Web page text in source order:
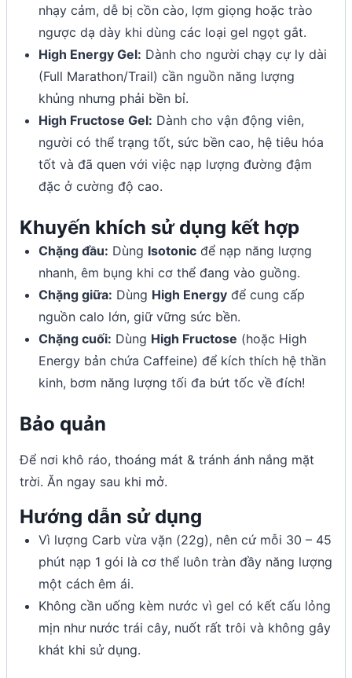
nhạy cảm, dễ bị cồn cào, lợm giọng hoặc trào
ngược dạ dày khi dùng các loại gel ngọt gắt.
High Energy Gel: Dành cho người chạy cự ly dài
(Full Marathon/Trail) cần nguồn năng lượng
khủng nhưng phải bền bỉ.
High Fructose Gel: Dành cho vận động viên,
người có thể trạng tốt, sức bền cao, hệ tiêu hóa
tốt và đã quen với việc nạp lượng đường đậm
đặc ở cường độ cao.
Khuyến khích sử dụng kết hợp
Chặng đầu: Dùng Isotonic để nạp năng lượng
nhanh, êm bụng khi cơ thể đang vào guồng.
Chặng giữa: Dùng High Energy để cung cấp
nguồn calo lớn, giữ vững sức bền.
Chặng cuối: Dùng High Fructose (hoặc High
Energy bản chứa Caffeine) để kích thích hệ thần
kinh, bơm năng lượng tối đa bứt tốc về đích!
Bảo quản
Để nơi khô ráo, thoáng mát & tránh ánh nắng mặt
trời. Ăn ngay sau khi mở.
Hướng dẫn sử dụng
Vì lượng Carb vừa vặn (22g), nên cứ mỗi 30 – 45
phút nạp 1 gói là cơ thể luôn tràn đầy năng lượng
một cách êm ái.
Không cần uống kèm nước vì gel có kết cấu lỏng
mịn như nước trái cây, nuốt rất trôi và không gây
khát khi sử dụng.